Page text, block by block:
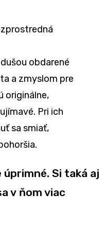
obdarené
a zmyslom pre
originálne,
Pri ich
sa smiať,
úprimné. Si taká aj
v ňom viac